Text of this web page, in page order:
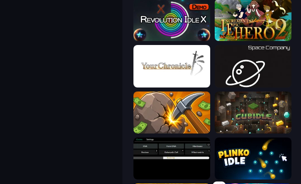
Revolution Idle X Incremental Epic Hero 2
Space Company
Mine Clicker Cubidle
Plinko Idle